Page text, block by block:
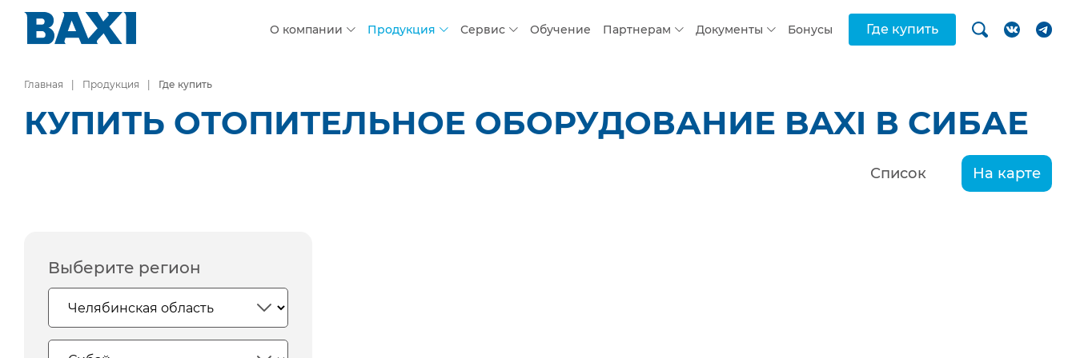
О компании Продукция Сервис Обучение Партнерам Документы Бонусы Где купить
Главная Продукция Где купить
КУПИТЬ ОТОПИТЕЛЬНОЕ ОБОРУДОВАНИЕ BAXI В СИБАЕ
Список На карте
Выберите регион